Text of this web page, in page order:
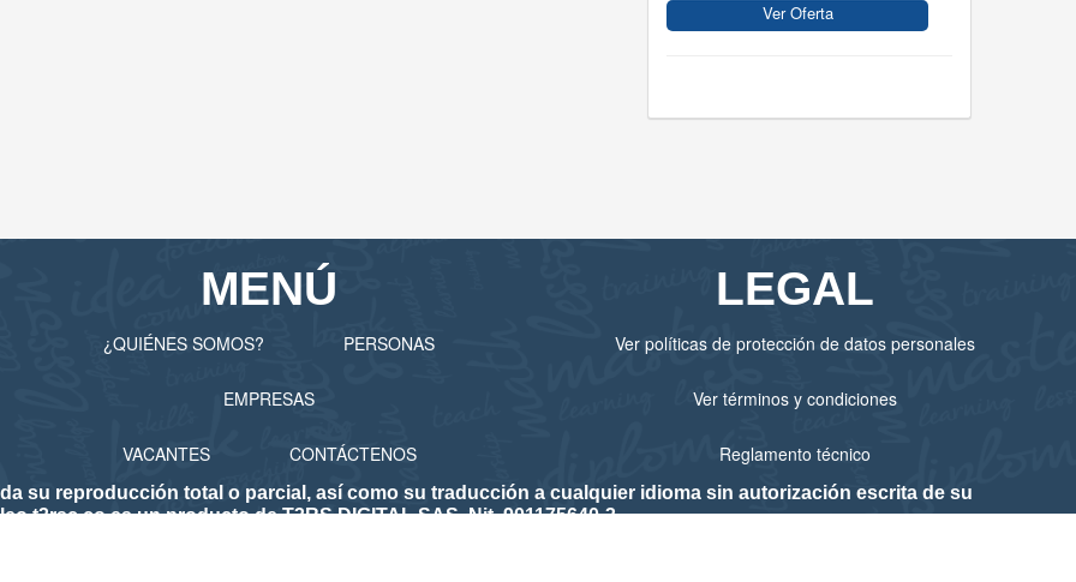
Ver Oferta
MENÚ
¿QUIÉNES SOMOS? PERSONAS
EMPRESAS
VACANTES CONTÁCTENOS
LEGAL
Ver políticas de protección de datos personales
Ver términos y condiciones
Reglamento técnico
su reproducción total o parcial, así como su traducción a cualquier idioma sin autorización escrita de su
es un producto de T3RS DIGITAL SAS. Nit. 901175640-3